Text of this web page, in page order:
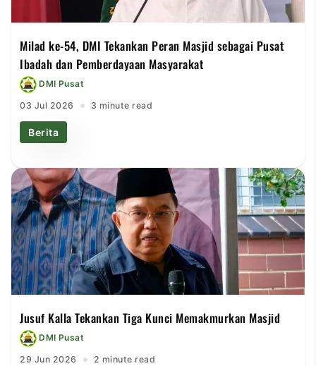
Milad ke-54, DMI Tekankan Peran Masjid sebagai Pusat
Ibadah dan Pemberdayaan Masyarakat
DMI Pusat
03 Jul 2026 3 minute read
Berita
Jusuf Kalla Tekankan Tiga Kunci Memakmurkan Masjid
DMI Pusat
29 Jun 2026 2 minute read